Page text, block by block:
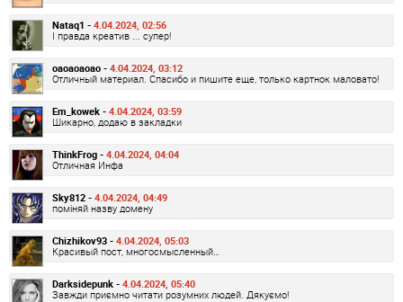
Nataq1 - 4.04.2024, 02:56
І правда креатив ... супер!
oaoaoaoao - 4.04.2024, 03:12
Отличный материал. Спасибо и пишите еще, только картнок маловато!
Em_kowek - 4.04.2024, 03:59
Шикарно, додаю в закладки
ThinkFrog - 4.04.2024, 04:04
Отличная Инфа
Sky812 - 4.04.2024, 04:49
поміняй назву домену
Chizhikov93 - 4.04.2024, 05:03
Красивый пост, многосмысленный…
Darksidepunk - 4.04.2024, 05:40
Завжди приємно читати розумних людей. Дякуємо!